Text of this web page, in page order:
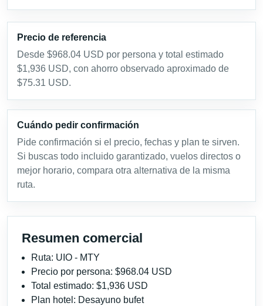
Precio de referencia
Desde $968.04 USD por persona y total estimado
$1,936 USD, con ahorro observado aproximado de
$75.31 USD.
Cuándo pedir confirmación
Pide confirmación si el precio, fechas y plan te sirven.
Si buscas todo incluido garantizado, vuelos directos o
mejor horario, compara otra alternativa de la misma
ruta.
Resumen comercial
Ruta: UIO - MTY
Precio por persona: $968.04 USD
Total estimado: $1,936 USD
Plan hotel: Desayuno bufet